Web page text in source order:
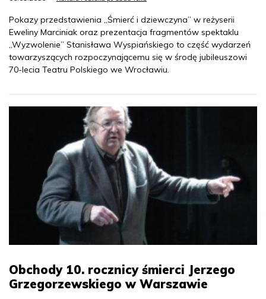
Pokazy przedstawienia „Śmierć i dziewczyna” w reżyserii
Eweliny Marciniak oraz prezentacja fragmentów spektaklu
„Wyzwolenie” Stanisława Wyspiańskiego to część wydarzeń
towarzyszących rozpoczynającemu się w środę jubileuszowi
70-lecia Teatru Polskiego we Wrocławiu.
Obchody 10. rocznicy śmierci Jerzego
Grzegorzewskiego w Warszawie